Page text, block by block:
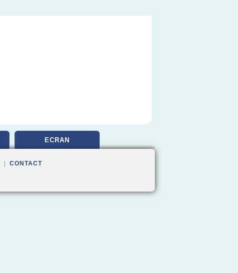
ECRAN
CONTACT